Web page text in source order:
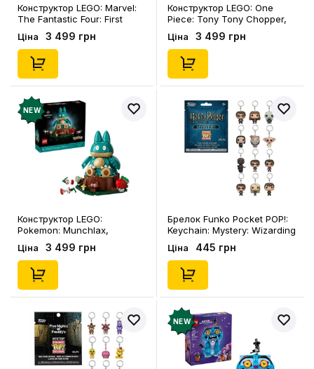
Конструктор LEGO: Marvel:
The Fantastic Four: First
Steps: H.E.R.B.I.E., (76339)
Ціна 3 499 грн
Конструктор LEGO: One
Piece: Tony Tony Chopper,
(75643)
Ціна 3 499 грн
NEW
Конструктор LEGO:
Pokemon: Munchlax,
(172150)
Ціна 3 499 грн
Брелок Funko Pocket POP!:
Keychain: Mystery: Wizarding
World: Harry Potter (Blind
Box: 1 з 12), (21139)
Ціна 445 грн
NEW